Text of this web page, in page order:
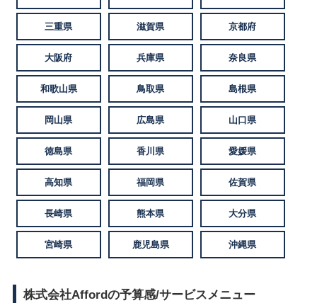
三重県 滋賀県 京都府
大阪府 兵庫県 奈良県
和歌山県 鳥取県 島根県
岡山県 広島県 山口県
徳島県 香川県 愛媛県
高知県 福岡県 佐賀県
長崎県 熊本県 大分県
宮崎県 鹿児島県 沖縄県
株式会社Affordの予算感/サービスメニュー